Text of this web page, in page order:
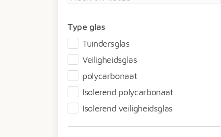
Type glas
Tuindersglas
Veiligheidsglas
polycarbonaat
Isolerend polycarbonaat
Isolerend veiligheidsglas